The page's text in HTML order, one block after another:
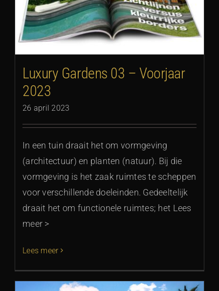
Luxury Gardens 03 – Voorjaar
2023
26 april 2023
In een tuin draait het om vormgeving
(architectuur) en planten (natuur). Bij die
vormgeving is het zaak ruimtes te scheppen
voor verschillende doeleinden. Gedeeltelijk
draait het om functionele ruimtes; het Lees
meer >
Lees meer